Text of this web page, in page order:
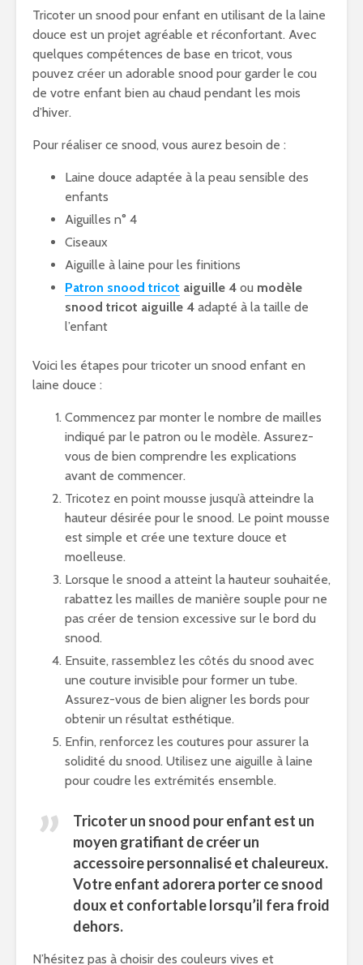
Tricoter un snood pour enfant en utilisant de la laine
douce est un projet agréable et réconfortant. Avec
quelques compétences de base en tricot, vous
pouvez créer un adorable snood pour garder le cou
de votre enfant bien au chaud pendant les mois
d’hiver.
Pour réaliser ce snood, vous aurez besoin de :
Laine douce adaptée à la peau sensible des
enfants
Aiguilles n° 4
Ciseaux
Aiguille à laine pour les finitions
Patron snood tricot aiguille 4 ou modèle
snood tricot aiguille 4 adapté à la taille de
l’enfant
Voici les étapes pour tricoter un snood enfant en
laine douce :
Commencez par monter le nombre de mailles
indiqué par le patron ou le modèle. Assurez-
vous de bien comprendre les explications
avant de commencer.
Tricotez en point mousse jusqu’à atteindre la
hauteur désirée pour le snood. Le point mousse
est simple et crée une texture douce et
moelleuse.
Lorsque le snood a atteint la hauteur souhaitée,
rabattez les mailles de manière souple pour ne
pas créer de tension excessive sur le bord du
snood.
Ensuite, rassemblez les côtés du snood avec
une couture invisible pour former un tube.
Assurez-vous de bien aligner les bords pour
obtenir un résultat esthétique.
Enfin, renforcez les coutures pour assurer la
solidité du snood. Utilisez une aiguille à laine
pour coudre les extrémités ensemble.
Tricoter un snood pour enfant est un
moyen gratifiant de créer un
accessoire personnalisé et chaleureux.
Votre enfant adorera porter ce snood
doux et confortable lorsqu’il fera froid
dehors.
N’hésitez pas à choisir des couleurs vives et